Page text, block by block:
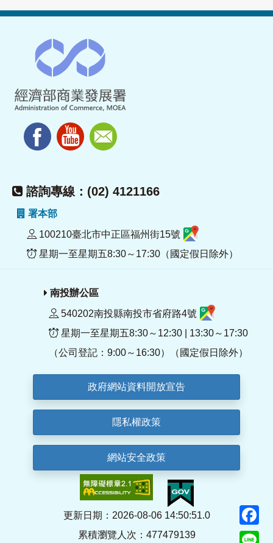
諮詢專線：(02) 4121166
署本部
100210臺北市中正區福州街15號
星期一至星期五8:30～17:30（國定假日除外）
南投辦公區
540202南投縣南投市省府路4號
星期一至星期五8:30～12:30 | 13:30～17:30
（公司登記：9:00～16:30）（國定假日除外）
政府網站資料開放宣告
隱私權政策
網站安全政策
更新日期：2026-08-06 14:50:51.0
累積瀏覽人次：477479139